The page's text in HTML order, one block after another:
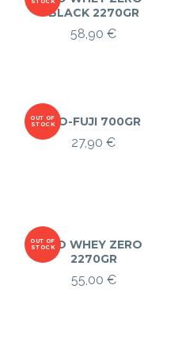
BLACK 2270GR
58,90 €
OUT OF
STOCKISO-FUJI 700GR
27,90 €
OUT OF
STOCKISO WHEY ZERO
2270GR
55,00 €